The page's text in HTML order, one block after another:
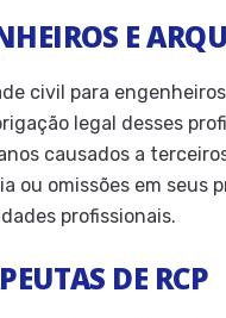
E
civil para
legal desses
causados a
ou omissões em seus
profissionais.
DE RCP